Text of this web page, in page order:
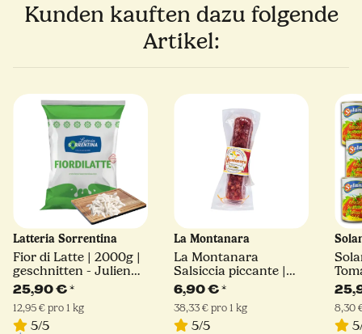
Kunden kauften dazu folgende
Artikel:
Latteria Sorrentina
Fior di Latte | 2000g |
geschnitten - Julienne
Schnitt | Latteria
Sorrentina
25,90 €*
12,95 € pro 1 kg
5/5
La Montanara
La Montanara
Salsiccia piccante |
180 g
6,90 €*
38,33 € pro 1 kg
5/5
400
8,30